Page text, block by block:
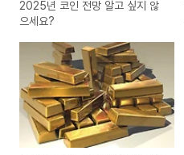
2025년 코인 전망 알고 싶지 않
으세요?